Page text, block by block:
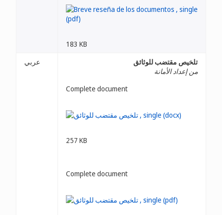
183 KB
عربي
تلخيص مقتضب للوثائق
من إعداد الأمانة
Complete document
257 KB
Complete document